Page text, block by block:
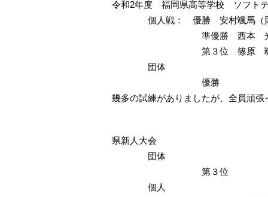
令和2年度 福岡県高等学校 ソフトテ
個人戦： 優勝 安村颯馬（則松
準優勝 西本 光来（野田
第３位 篠原 颯（岡垣
団体
優勝
幾多の試練がありましたが、全員頑
県新人大会
団体
第３位
個人